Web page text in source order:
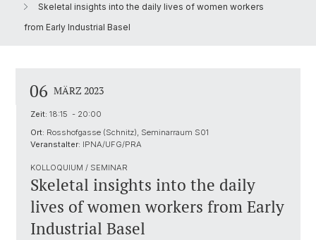
Skeletal insights into the daily lives of women workers
from Early Industrial Basel
06 MÄRZ 2023
Zeit: 18:15 - 20:00
Ort: Rosshofgasse (Schnitz), Seminarraum S01
Veranstalter: IPNA/UFG/PRA
KOLLOQUIUM / SEMINAR
Skeletal insights into the daily
lives of women workers from Early
Industrial Basel